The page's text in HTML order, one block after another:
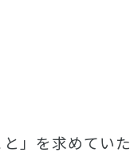
」を求めていた